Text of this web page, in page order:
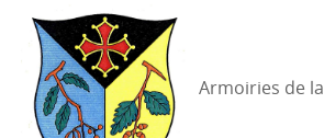
Armoiries de